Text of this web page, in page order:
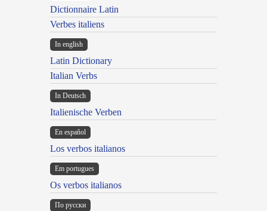
Dictionnaire Latin
Verbes italiens
In english
Latin Dictionary
Italian Verbs
In Deutsch
Italienische Verben
En español
Los verbos italianos
Em portugues
Os verbos italianos
По русски